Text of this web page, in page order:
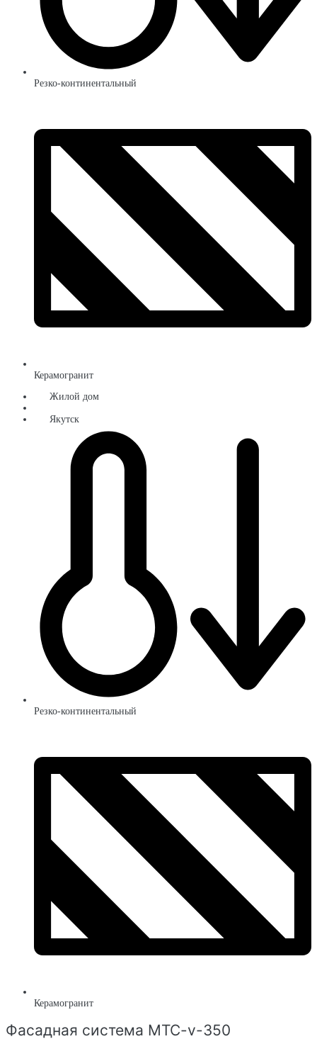
Резко-континентальный
Керамогранит
Жилой дом
Якутск
Резко-континентальный
Керамогранит
Фасадная система MTC-v-350